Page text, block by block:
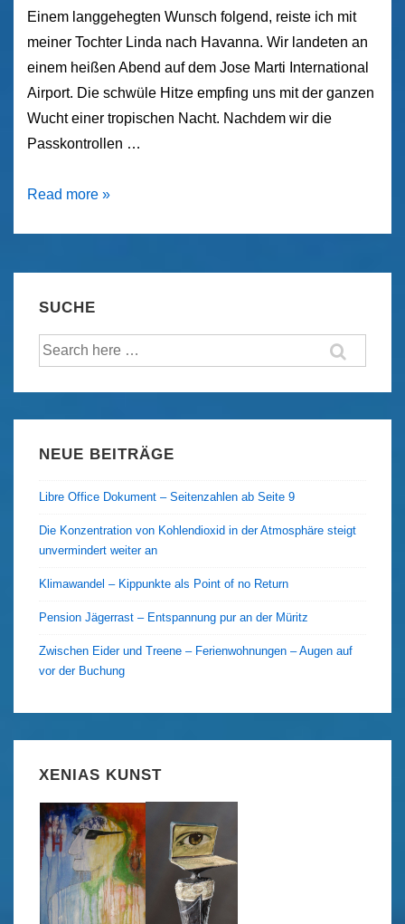
Einem langgehegten Wunsch folgend, reiste ich mit
meiner Tochter Linda nach Havanna. Wir landeten an
einem heißen Abend auf dem Jose Marti International
Airport. Die schwüle Hitze empfing uns mit der ganzen
Wucht einer tropischen Nacht. Nachdem wir die
Passkontrollen …
Vierzehn
Havanna
Read more »
SUCHE
Suche
NEUE BEITRÄGE
Libre Office Dokument – Seitenzahlen ab Seite 9
Die Konzentration von Kohlendioxid in der Atmosphäre steigt
unvermindert weiter an
Klimawandel – Kippunkte als Point of no Return
Pension Jägerrast – Entspannung pur an der Müritz
Zwischen Eider und Treene – Ferienwohnungen – Augen auf
vor der Buchung
XENIAS KUNST